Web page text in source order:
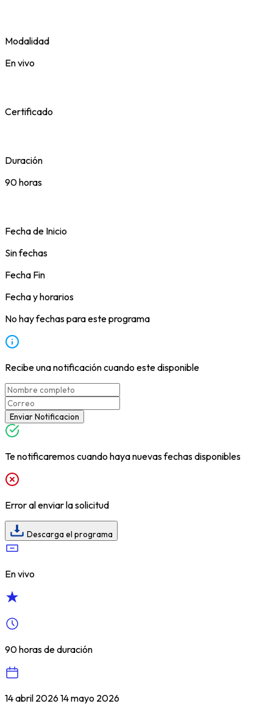
Modalidad
En vivo
Certificado
Duración
90 horas
Fecha de Inicio
Sin fechas
Fecha Fin
Fecha y horarios
No hay fechas para este programa
Recibe una notificación cuando este disponible
Enviar Notificacion
Te notificaremos cuando haya nuevas fechas disponibles
Error al enviar la solicitud
Descarga el programa
En vivo
90 horas de duración
14 abril 2026 14 mayo 2026